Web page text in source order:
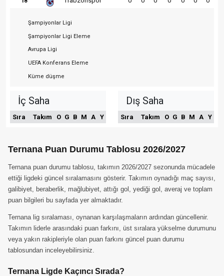
Şampiyonlar Ligi
Şampiyonlar Ligi Eleme
Avrupa Ligi
UEFA Konferans Eleme
Küme düşme
İç Saha
Sıra Takım O G B M A Y
Dış Saha
Sıra Takım O G B M A Y
Ternana Puan Durumu Tablosu 2026/2027
Ternana puan durumu tablosu, takımın 2026/2027 sezonunda mücadele
ettiği ligdeki güncel sıralamasını gösterir. Takımın oynadığı maç sayısı,
galibiyet, beraberlik, mağlubiyet, attığı gol, yediği gol, averaj ve toplam
puan bilgileri bu sayfada yer almaktadır.
Ternana lig sıralaması, oynanan karşılaşmaların ardından güncellenir.
Takımın liderle arasındaki puan farkını, üst sıralara yükselme durumunu
veya yakın rakipleriyle olan puan farkını güncel puan durumu
tablosundan inceleyebilirsiniz.
Ternana Ligde Kaçıncı Sırada?